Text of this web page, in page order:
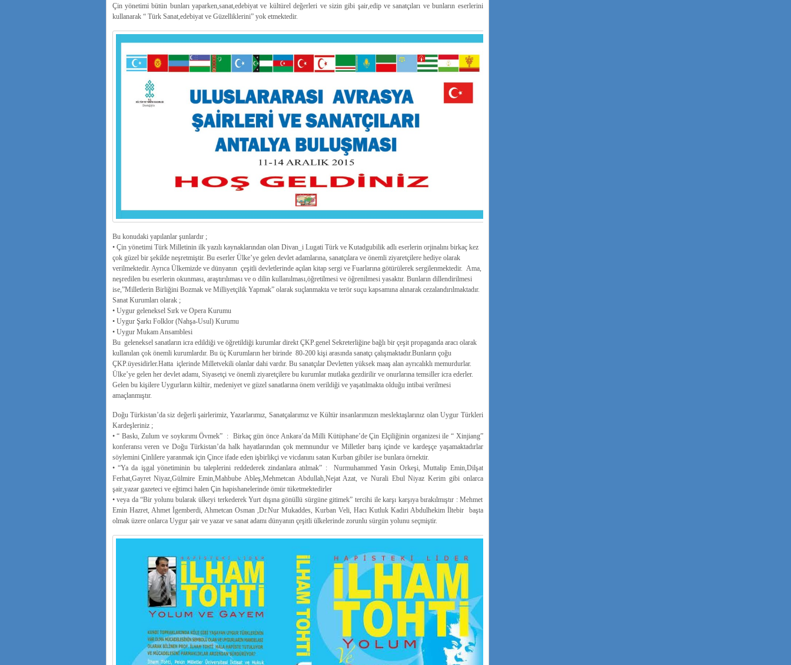
Çin yönetimi bütün bunları yaparken,sanat,edebiyat ve kültürel değerleri ve sizin gibi şair,edip ve sanatçıları ve bunların eserlerini
kullanarak “ Türk Sanat,edebiyat ve Güzelliklerini” yok etmektedir.
Bu konudaki yapılanlar şunlardır ;
• Çin yönetimi Türk Milletinin ilk yazılı kaynaklarından olan Divan_i Lugati Türk ve Kutadgubilik adlı eserlerin orjinalını birkaç kez
çok güzel bir şekilde neşretmiştir. Bu eserler Ülke’ye gelen devlet adamlarına, sanatçılara ve önemli ziyaretçilere hediye olarak
verilmektedir. Ayrıca Ülkemizde ve dünyanın çeşitli devletlerinde açılan kitap sergi ve Fuarlarına götürülerek sergilenmektedir. Ama,
neşredilen bu eserlerin okunması, araştırılıması ve o dilin kullanılması,öğretilmesi ve öğrenilmesi yasaktır. Bunların dillendirilmesi
ise,”Milletlerin Birliğini Bozmak ve Milliyetçilik Yapmak” olarak suçlanmakta ve terör suçu kapsamına alınarak cezalandırılmaktadır.
Sanat Kurumları olarak ;
• Uygur geleneksel Sırk ve Opera Kurumu
• Uygur Şarkı Folklor (Nahşa-Usul) Kurumu
• Uygur Mukam Ansamblesi
Bu geleneksel sanatların icra edildiği ve öğretildiği kurumlar direkt ÇKP.genel Sekreterliğine bağlı bir çeşit propaganda aracı olarak
kullanılan çok önemli kurumlardır. Bu üç Kurumların her birinde 80-200 kişi arasında sanatçı çalışmaktadır.Bunların çoğu
ÇKP.üyesidirler.Hatta içlerinde Milletvekili olanlar dahi vardır. Bu sanatçılar Devletten yüksek maaş alan ayrıcalıklı memurdurlar.
Ülke’ye gelen her devlet adamı, Siyasetçi ve önemli ziyaretçilere bu kurumlar mutlaka gezdirilir ve onurlarına temsiller icra ederler.
Gelen bu kişilere Uygurların kültür, medeniyet ve güzel sanatlarına önem verildiği ve yaşatılmakta olduğu intibai verilmesi
amaçlanmıştır.
Doğu Türkistan’da siz değerli şairlerimiz, Yazarlarımız, Sanatçalarımız ve Kültür insanlarımızın meslektaşlarınız olan Uygur Türkleri
Kardeşleriniz ;
• “ Baskı, Zulum ve soykırımı Övmek” : Birkaç gün önce Ankara’da Milli Kütüphane’de Çin Elçiliğinin organizesi ile “ Xinjiang”
konferansı veren ve Doğu Türkistan’da halk hayatlarından çok memnundur ve Milletler barış içinde ve kardeşçe yaşamaktadırlar
söylemini Çinlilere yaranmak için Çince ifade eden işbirlikçi ve vicdanını satan Kurban gibiler ise bunlara örnektir.
• “Ya da işgal yönetiminin bu taleplerini reddederek zindanlara atılmak” : Nurmuhammed Yasin Orkeşi, Muttalip Emin,Dilşat
Ferhat,Gayret Niyaz,Gülmire Emin,Mahbube Ableş,Mehmetcan Abdullah,Nejat Azat, ve Nurali Ebul Niyaz Kerim gibi onlarca
şair,yazar gazeteci ve eğtimci halen Çin hapishanelerinde ömür tüketmektedirler
• veya da “Bir yolunu bularak ülkeyi terkederek Yurt dışına gönüllü sürgüne gitimek” tercihi ile karşı karşıya bırakılmıştır : Mehmet
Emin Hazret, Ahmet İgemberdi, Ahmetcan Osman ,Dr.Nur Mukaddes, Kurban Veli, Hacı Kutluk Kadiri Abdulhekim İltebir başta
olmak üzere onlarca Uygur şair ve yazar ve sanat adamı dünyanın çeşitli ülkelerinde zorunlu sürgün yolunu seçmiştir.